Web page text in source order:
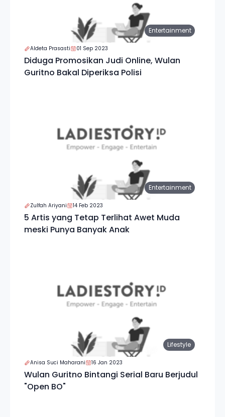
Entertainment
Aldeta Prasasti 01 Sep 2023
Diduga Promosikan Judi Online, Wulan
Guritno Bakal Diperiksa Polisi
Entertainment
Zulfah Ariyani 14 Feb 2023
5 Artis yang Tetap Terlihat Awet Muda
meski Punya Banyak Anak
Lifestyle
Anisa Suci Maharani 16 Jan 2023
Wulan Guritno Bintangi Serial Baru Berjudul
"Open BO"